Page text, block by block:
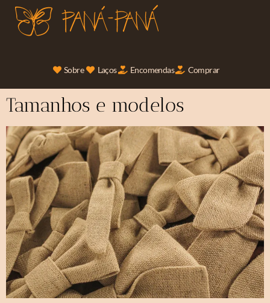
Sobre Laços Encomendas Comprar
Tamanhos e modelos